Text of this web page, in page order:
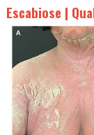
Escabiose |